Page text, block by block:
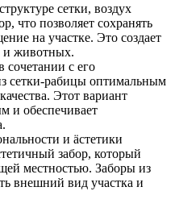
сетки, воздух
что позволяет сохранять
на участке. Это создает
и животных.
сочетании с его
сетки-рабицы оптимальным
Этот вариант
и обеспечивает
и äстетики
забор, который
местностью. Заборы из
внешний вид участка и